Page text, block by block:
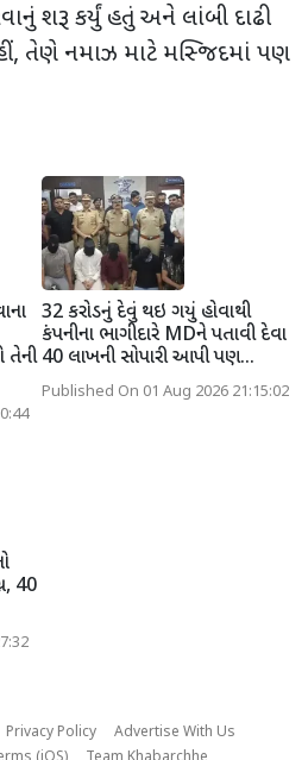
શરૂ કર્યું હતું અને લાંબી દાઢી
, તેણે નમાઝ માટે મસ્જિદમાં પણ
તેની
32 કરોડનું દેવું થઇ ગયું હોવાથી
કંપનીના ભાગીદારે MDને પતાવી દેવા
40 લાખની સોપારી આપી પણ...
Published On 01 Aug 2026 21:15:02
40
Privacy Policy
Advertise With Us